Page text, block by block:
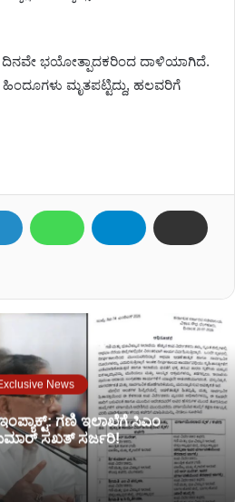
ದಿನವೇ ಭಯೋತ್ಪಾದಕರಿಂದ ದಾಳಿಯಾಗಿದೆ.
ಮೃತಪಟ್ಟಿದ್ದು, ಹಲವರಿಗೆ
News
ಗಣಿ ಇಲಾಖೆಗೆ ಸಿಎಂ
ಸಖತ್ ಸರ್ಜರಿ!